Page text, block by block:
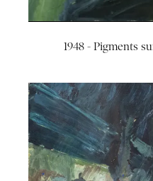
1948 - Pigments